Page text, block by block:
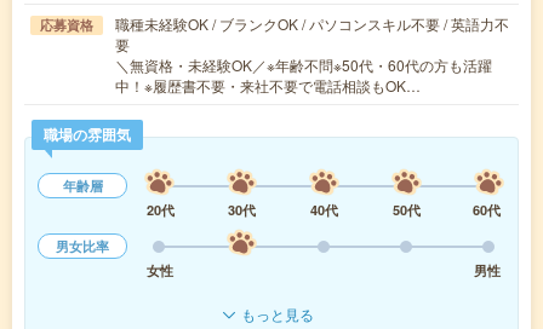
応募資格
職種未経験OK / ブランクOK / パソコンスキル不要 / 英語力不
要
＼無資格・未経験OK／※年齢不問※50代・60代の方も活躍
中！※履歴書不要・来社不要で電話相談もOK…
職場の雰囲気
年齢層
20代
30代 40代 50代
60代
男女比率
女性
男性
もっと見る